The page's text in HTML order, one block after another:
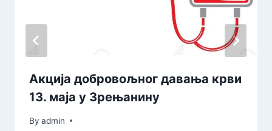
Акција добровољног давања крви
13. маја у Зрењанину
By admin